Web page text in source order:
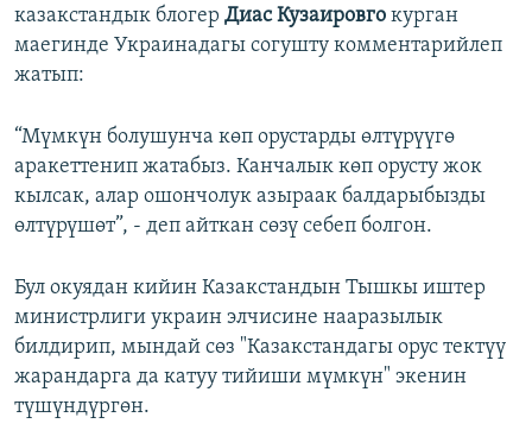
казакстандык блогер Диас Кузаировго курган
маегинде Украинадагы согушту комментарийлеп
жатып:
“Мүмкүн болушунча көп орустарды өлтүрүүгө
аракеттенип жатабыз. Канчалык көп орусту жок
кылсак, алар ошончолук азыраак балдарыбызды
өлтүрүшөт”, - деп айткан сөзү себеп болгон.
Бул окуядан кийин Казакстандын Тышкы иштер
министрлиги украин элчисине нааразылык
билдирип, мындай сөз "Казакстандагы орус тектүү
жарандарга да катуу тийиши мүмкүн" экенин
түшүндүргөн.